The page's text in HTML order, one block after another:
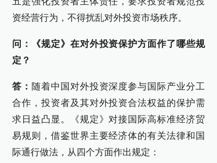
资经营行为，不得扰乱对外投资市场秩序。
问：《规定》在对外投资保护方面作了哪些规
定？
答： 随着中国对外投资深度参与国际产业分工
合作，投资者及其对外投资合法权益的保护需
求日益凸显。《规定》对接国际高标准经济贸
易规则，借鉴世界主要经济体的有关法律和国
际通行做法，从四个方面作出规定：